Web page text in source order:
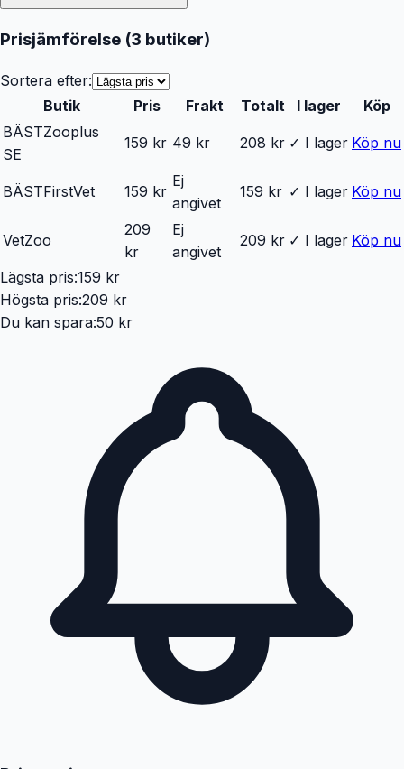
Prisjämförelse (3 butiker)
Sortera efter:
Butik
Pris Frakt Totalt I lager
Köp
BÄSTZooplus
SE
159 kr 49 kr 208 kr ✓ I lager Köp nu
BÄSTFirstVet 159 kr
Ej
angivet
159 kr ✓ I lager Köp nu
VetZoo
209
kr
Ej
angivet
209 kr ✓ I lager Köp nu
Lägsta pris:159 kr
Högsta pris:209 kr
Du kan spara:50 kr